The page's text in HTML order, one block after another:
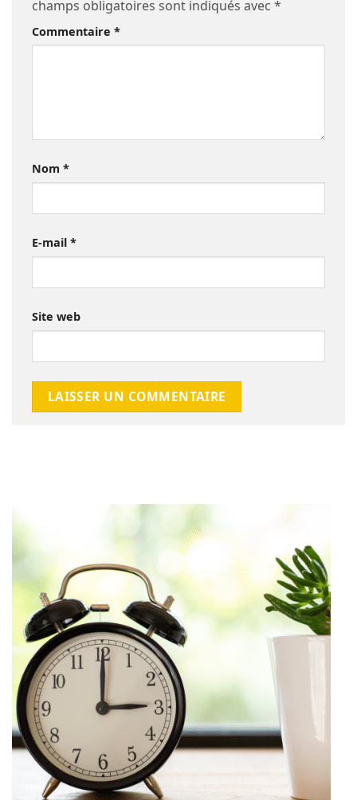
champs obligatoires sont indiqués avec *
Commentaire *
Nom *
E-mail *
Site web